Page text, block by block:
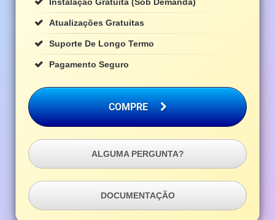
Atualizações Gratuitas
Suporte De Longo Termo
Pagamento Seguro
COMPRE
ALGUMA PERGUNTA?
DOCUMENTAÇÃO